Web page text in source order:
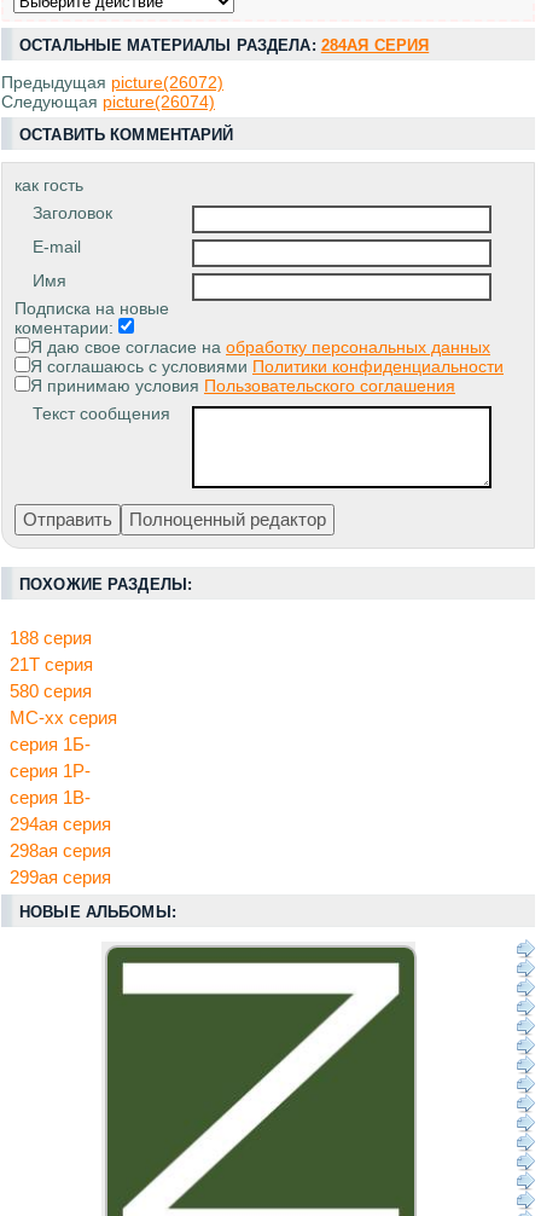
ОСТАЛЬНЫЕ МАТЕРИАЛЫ РАЗДЕЛА: 284АЯ СЕРИЯ
Предыдущая picture(26072)
Следующая picture(26074)
ОСТАВИТЬ КОММЕНТАРИЙ
как гость
Заголовок
E-mail
Имя
Подписка на новые
коментарии:
Я даю свое согласие на обработку персональных данных
Я соглашаюсь с условиями Политики конфиденциальности
Я принимаю условия Пользовательского соглашения
Текст сообщения
ПОХОЖИЕ РАЗДЕЛЫ:
188 серия
21Т серия
580 серия
МС-хх серия
серия 1Б-
серия 1Р-
серия 1В-
294ая серия
298ая серия
299ая серия
НОВЫЕ АЛЬБОМЫ: